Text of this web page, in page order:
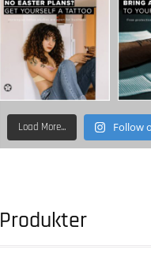
Load More... Follow
Produkter